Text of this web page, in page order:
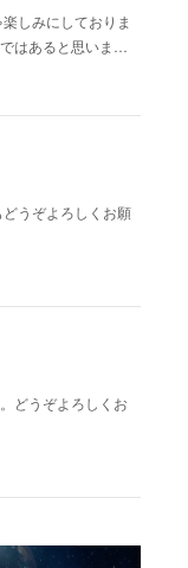
しみにしておりま
はあると思いま…
うぞよろしくお願
どうぞよろしくお